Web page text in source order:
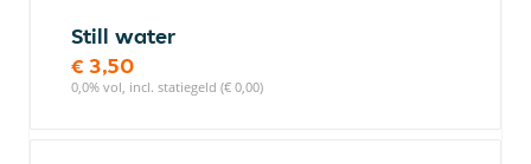
Still water
€ 3,50
0,0% vol, incl. statiegeld (€ 0,00)